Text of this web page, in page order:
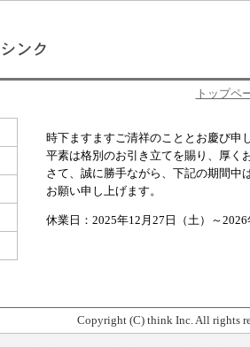
トップペ
時下ますますご清祥のこととお慶び申
平素は格別のお引き立てを賜り、厚く
さて、誠に勝手ながら、下記の期間中
お願い申し上げます。
休業日：2025年12月27日（土）～2026
Copyright (C) think Inc. All rights